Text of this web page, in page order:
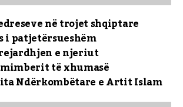
në trojet shqiptare
i patjetërsueshëm
e njeriut
të xhumasë
Ndërkombëtare e Artit Islam